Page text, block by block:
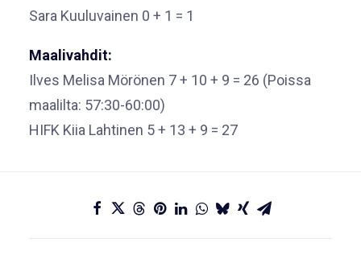
Sara Kuuluvainen 0 + 1 = 1
Maalivahdit:
Ilves Melisa Mörönen 7 + 10 + 9 = 26 (Poissa
maalilta: 57:30-60:00)
HIFK Kiia Lahtinen 5 + 13 + 9 = 27